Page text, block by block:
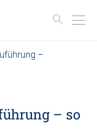
–
– so